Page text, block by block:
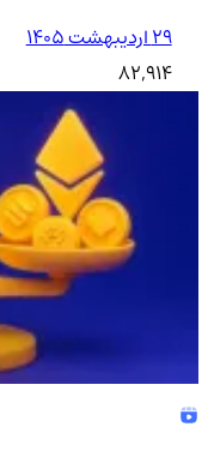
۲۹ اردیبهشت ۱۴۰۵
82,914